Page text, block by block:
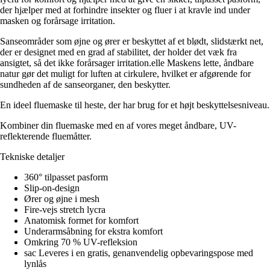
der hjælper med at forhindre insekter og fluer i at kravle ind under
masken og forårsage irritation.
Sanseområder som øjne og ører er beskyttet af et blødt, slidstærkt net,
der er designet med en grad af stabilitet, der holder det væk fra
ansigtet, så det ikke forårsager irritation.elle Maskens lette, åndbare
natur gør det muligt for luften at cirkulere, hvilket er afgørende for
sundheden af de sanseorganer, den beskytter.
En ideel fluemaske til heste, der har brug for et højt beskyttelsesniveau.
Kombiner din fluemaske med en af vores meget åndbare, UV-
reflekterende fluemåtter.
Tekniske detaljer
360° tilpasset pasform
Slip-on-design
Ører og øjne i mesh
Fire-vejs stretch lycra
Anatomisk formet for komfort
Underarmsåbning for ekstra komfort
Omkring 70 % UV-refleksion
sac Leveres i en gratis, genanvendelig opbevaringspose med
lynlås